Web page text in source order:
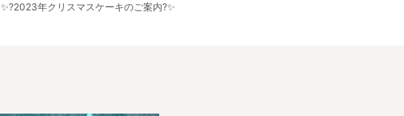
✨?2023年クリスマスケーキのご案内?✨